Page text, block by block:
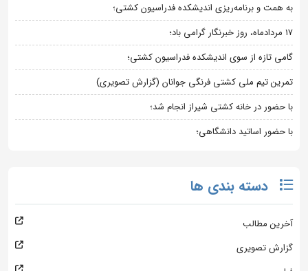
به همت و برنامه‌ریزی اندیشکده فدراسیون کشتی؛
۱۷ مردادماه، روز خبرنگار گرامی باد؛
گامی تازه از سوی اندیشکده فدراسیون کشتی؛
تمرین تیم ملی کشتی فرنگی جوانان (گزارش تصویری)
با حضور در خانه کشتی شیراز انجام شد؛
با حضور اساتید دانشگاهی؛
دسته بندی ها
آخرین مطالب
گزارش تصویری